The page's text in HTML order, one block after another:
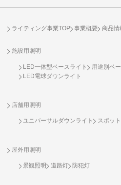
ライティング事業TOP 事業概要 商品情
施設用照明
LED一体型ベースライト
用途別ベ
LED電球ダウンライト
店舗用照明
ユニバーサルダウンライト スポッ
屋外用照明
景観照明 道路灯 防犯灯